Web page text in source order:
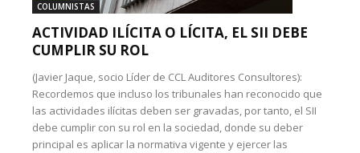
COLUMNISTAS
ACTIVIDAD ILÍCITA O LÍCITA, EL SII DEBE
CUMPLIR SU ROL
(Javier Jaque, socio Líder de CCL Auditores Consultores):
Recordemos que incluso los tribunales han reconocido que
las actividades ilícitas deben ser gravadas, por tanto, el SII
debe cumplir con su rol en la sociedad, donde su deber
principal es aplicar la normativa vigente y ejercer las